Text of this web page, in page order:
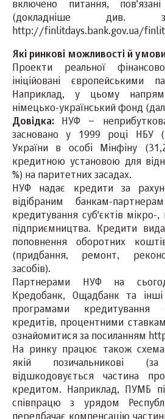
включено питання,
(докладніше див.
http://finlitdays.bank.gov.ua/
Які ринкові можливості й
Проекти реальної
ініційовані європейськими
Наприклад, у цьому
німецько-український фонд
Довідка: НУФ –
засновано у 1999 році НБУ
України в особі Мінфіну
кредитною установою для
%) на паритетних засадах.
НУФ надає кредити за
відібраним банкам-
кредитування суб'єктів мікро-,
підприємництва. Кредити
поповнення оборотних
(придбання, ремонт,
засобів).
Партнерами НУФ на
Кредобанк, Ощадбанк та
програмами кредитування
кредитів, процентними
ознайомитися за посиланням
На ринку працює також
якій позичальникові
відшкодовується частина
кредитом. Наприклад, ПУМБ
співпрацю з урядом
передбачає компенсацію